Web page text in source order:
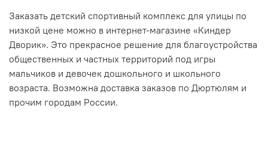
Заказать детский спортивный комплекс для улицы по
низкой цене можно в интернет-магазине «Киндер
Дворик». Это прекрасное решение для благоустройства
общественных и частных территорий под игры
мальчиков и девочек дошкольного и школьного
возраста. Возможна доставка заказов по Дюртюлям и
прочим городам России.